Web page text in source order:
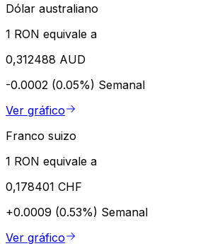
Dólar australiano
1 RON equivale a
0,312488 AUD
-0.0002 (0.05%) Semanal
Ver gráfico
Franco suizo
1 RON equivale a
0,178401 CHF
+0.0009 (0.53%) Semanal
Ver gráfico